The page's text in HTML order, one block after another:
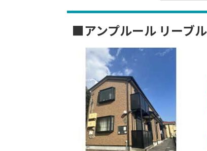
■アンプルール リーブ